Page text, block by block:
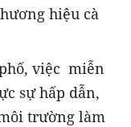
hiệu cà
việc miễn
sự hấp dẫn,
trường làm